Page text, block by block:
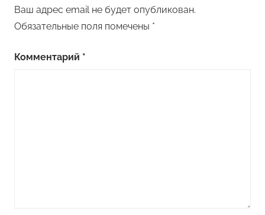
Ваш адрес email не будет опубликован.
Обязательные поля помечены *
Комментарий *